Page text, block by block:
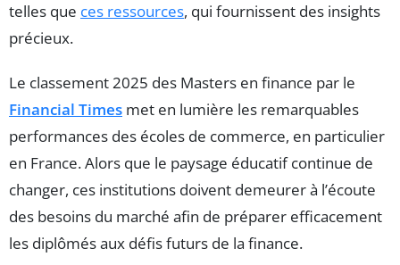
telles que ces ressources, qui fournissent des insights
précieux.
Le classement 2025 des Masters en finance par le
Financial Times met en lumière les remarquables
performances des écoles de commerce, en particulier
en France. Alors que le paysage éducatif continue de
changer, ces institutions doivent demeurer à l’écoute
des besoins du marché afin de préparer efficacement
les diplômés aux défis futurs de la finance.